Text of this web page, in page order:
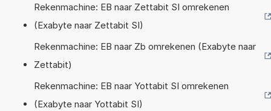
Rekenmachine: EB naar Zettabit SI omrekenen
(Exabyte naar Zettabit SI)
Rekenmachine: EB naar Zb omrekenen (Exabyte naar
Zettabit)
Rekenmachine: EB naar Yottabit SI omrekenen
(Exabyte naar Yottabit SI)